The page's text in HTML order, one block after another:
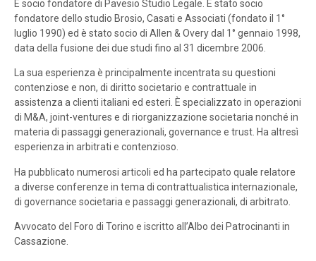
È socio fondatore di Pavesio Studio Legale. È stato socio
fondatore dello studio Brosio, Casati e Associati (fondato il 1°
luglio 1990) ed è stato socio di Allen & Overy dal 1° gennaio 1998,
data della fusione dei due studi fino al 31 dicembre 2006.
La sua esperienza è principalmente incentrata su questioni
contenziose e non, di diritto societario e contrattuale in
assistenza a clienti italiani ed esteri. È specializzato in operazioni
di M&A, joint-ventures e di riorganizzazione societaria nonché in
materia di passaggi generazionali, governance e trust. Ha altresì
esperienza in arbitrati e contenzioso.
Ha pubblicato numerosi articoli ed ha partecipato quale relatore
a diverse conferenze in tema di contrattualistica internazionale,
di governance societaria e passaggi generazionali, di arbitrato.
Avvocato del Foro di Torino e iscritto all’Albo dei Patrocinanti in
Cassazione.